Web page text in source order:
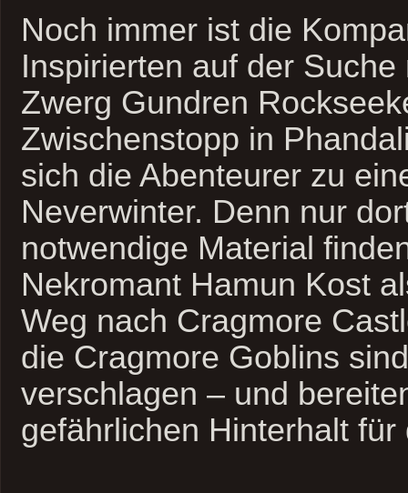
Noch immer ist die
Inspirierten auf der Suche
Zwerg Gundren
Zwischenstopp in
sich die Abenteurer zu
Neverwinter. Denn nur
notwendige Material
Nekromant Hamun Kost
Weg nach Cragmore
die Cragmore Goblins
verschlagen – und
gefährlichen Hinterhalt für